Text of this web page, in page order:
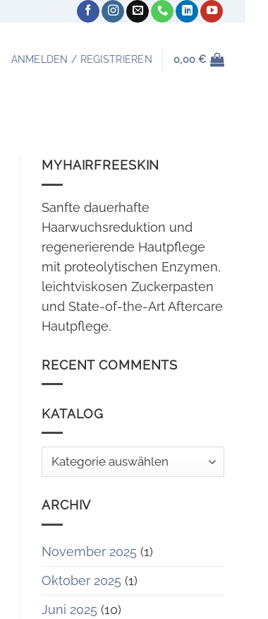
ANMELDEN / REGISTRIEREN 0,00€
MYHAIRFREESKIN
Sanfte dauerhafte
Haarwuchsreduktion und
regenerierende Hautpflege
mit proteolytischen Enzymen,
leichtviskosen Zuckerpasten
und State-of-the-Art Aftercare
Hautpflege.
RECENT COMMENTS
KATALOG
Katalog
ARCHIV
November 2025 (1)
Oktober 2025 (1)
Juni 2025 (10)